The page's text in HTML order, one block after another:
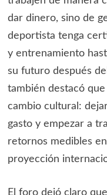
dar dinero, sino de
deportista tenga
y entrenamiento
su futuro después
también destacó
cambio cultural:
gasto y empezar a
retornos medibles
proyección
El foro dejó claro